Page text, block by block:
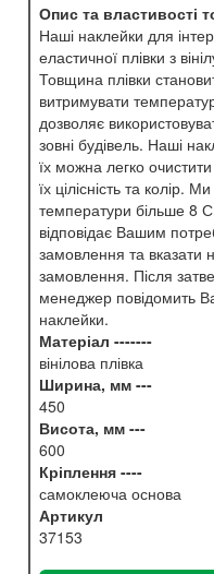
Опис та властивості
Наші наклейки для
еластичної плівки з
Товщина плівки
витримувати
дозволяє
зовні будівель. Наші
їх можна легко
їх цілісність та колір.
температури більше 8
відповідає Вашим
замовлення та вказати
замовлення. Після
менеджер повідомить
наклейки.
Матеріал -------
вінілова плівка
Ширина, мм ---
450
Висота, мм ---
600
Кріплення ----
самоклеюча основа
Артикул
37153